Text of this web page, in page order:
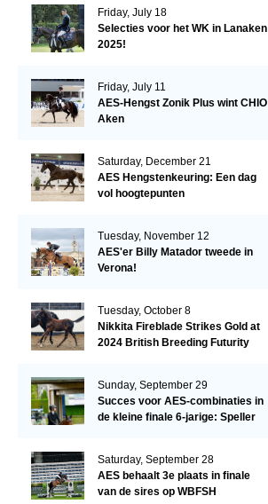
Friday, July 18
Selecties voor het WK in Lanaken
2025!
Friday, July 11
AES-Hengst Zonik Plus wint CHIO
Aken
Saturday, December 21
AES Hengstenkeuring: Een dag
vol hoogtepunten
Tuesday, November 12
AES'er Billy Matador tweede in
Verona!
Tuesday, October 8
Nikkita Fireblade Strikes Gold at
2024 British Breeding Futurity
Sunday, September 29
Succes voor AES-combinaties in
de kleine finale 6-jarige: Speller
Saturday, September 28
AES behaalt 3e plaats in finale
van de sires op WBFSH